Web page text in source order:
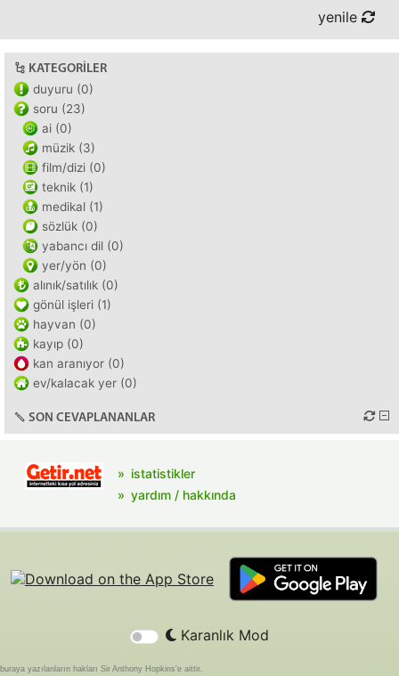
yenile
KATEGORILER
duyuru (0)
soru (23)
ai (0)
müzik (3)
film/dizi (0)
teknik (1)
medikal (1)
sözlük (0)
yabancı dil (0)
yer/yön (0)
alınık/satılık (0)
gönül işleri (1)
hayvan (0)
kayıp (0)
kan aranıyor (0)
ev/kalacak yer (0)
SON CEVAPLANANLAR
istatistikler
yardım / hakkında
Karanlık Mod
buraya yazılanların hakları Sir Anthony Hopkins'e aittir.